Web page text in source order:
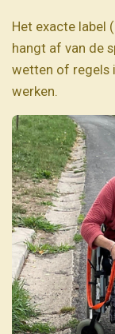
Het exacte label
hangt af van de
wetten of regels
werken.